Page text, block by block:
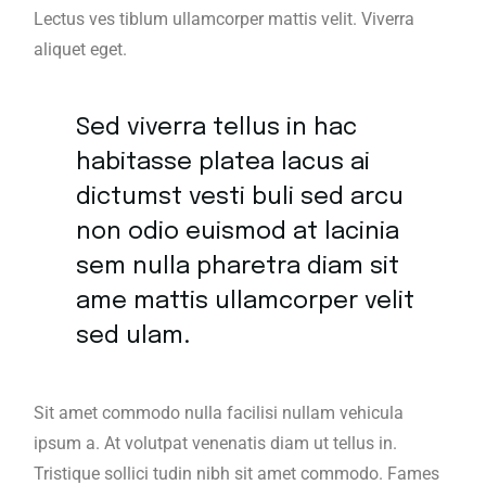
Lectus ves tiblum ullamcorper mattis velit. Viverra
aliquet eget.
Sed viverra tellus in hac
habitasse platea lacus ai
dictumst vesti buli sed arcu
non odio euismod at lacinia
sem nulla pharetra diam sit
ame mattis ullamcorper velit
sed ulam.
Sit amet commodo nulla facilisi nullam vehicula
ipsum a. At volutpat venenatis diam ut tellus in.
Tristique sollici tudin nibh sit amet commodo. Fames